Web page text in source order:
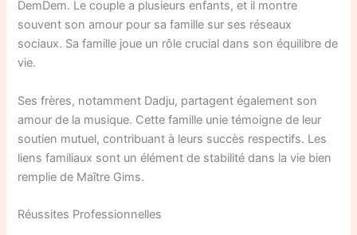
DemDem. Le couple a plusieurs enfants, et il montre
souvent son amour pour sa famille sur ses réseaux
sociaux. Sa famille joue un rôle crucial dans son équilibre de
vie.
Ses frères, notamment Dadju, partagent également son
amour de la musique. Cette famille unie témoigne de leur
soutien mutuel, contribuant à leurs succès respectifs. Les
liens familiaux sont un élément de stabilité dans la vie bien
remplie de Maître Gims.
Réussites Professionnelles